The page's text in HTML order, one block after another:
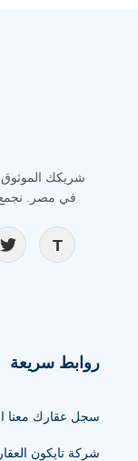
شريكك الموثوق
في مصر. نجمع
روابط سريعة
سجل عقارك معنا
شركة تايكون